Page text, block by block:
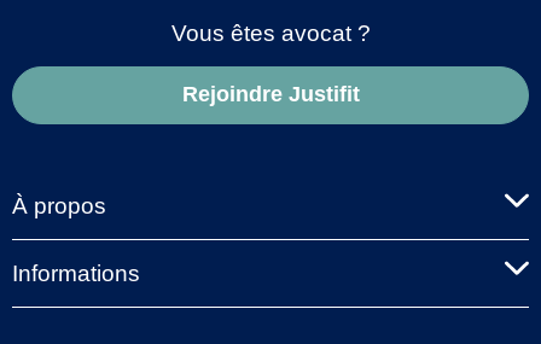
Vous êtes avocat ?
Rejoindre Justifit
À propos
Informations